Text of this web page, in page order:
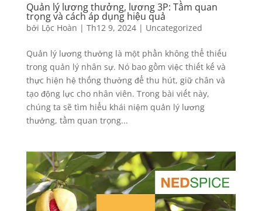
Quản lý lương thưởng, lương 3P: Tầm quan
trọng và cách áp dụng hiệu quả
bởi Lộc Hoàn | Th12 9, 2024| Uncategorized
Quản lý lương thưởng là một phần không thể thiếu
trong quản lý nhân sự. Nó bao gồm việc thiết kế và
thực hiện hệ thống thưởng để thu hút, giữ chân và
tạo động lực cho nhân viên. Trong bài viết này,
chúng ta sẽ tìm hiểu khái niệm quản lý lương
thưởng, tầm quan trọng...